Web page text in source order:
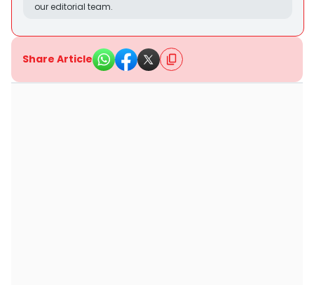
our editorial team.
Share Article